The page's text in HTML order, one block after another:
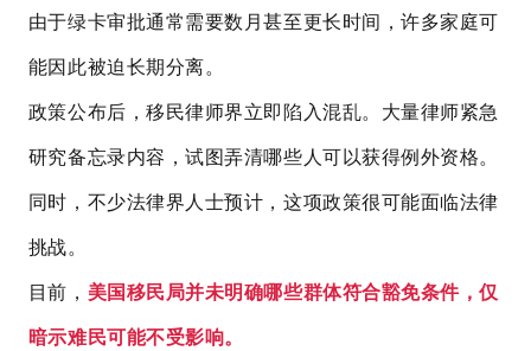
由于绿卡审批通常需要数月甚至更长时间，许多家庭可
能因此被迫长期分离。
政策公布后，移民律师界立即陷入混乱。大量律师紧急
研究备忘录内容，试图弄清哪些人可以获得例外资格。
同时，不少法律界人士预计，这项政策很可能面临法律
挑战。
目前， 美国移民局并未明确哪些群体符合豁免条件，仅
暗示难民可能不受影响。